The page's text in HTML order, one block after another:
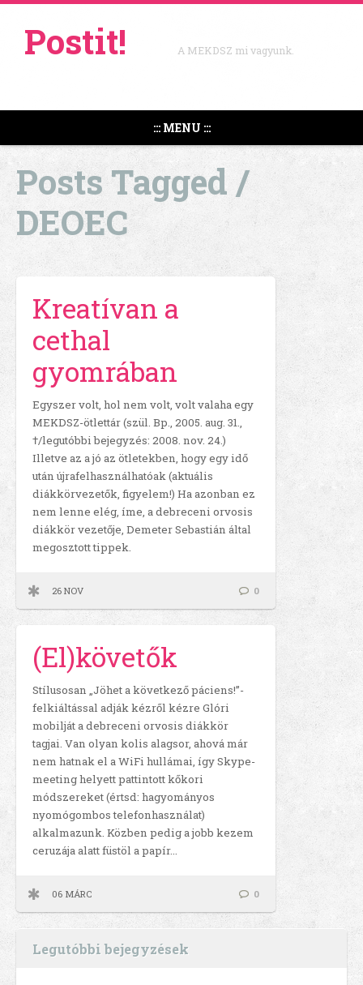
Postit! A MEKDSZ mi vagyunk.
::: MENU :::
Posts Tagged /
DEOEC
Kreatívan a
cethal
gyomrában
Egyszer volt, hol nem volt, volt valaha egy
MEKDSZ-ötlettár (szül. Bp., 2005. aug. 31.,
†/legutóbbi bejegyzés: 2008. nov. 24.)
Illetve az a jó az ötletekben, hogy egy idő
után újrafelhasználhatóak (aktuális
diákkörvezetők, figyelem!) Ha azonban ez
nem lenne elég, íme, a debreceni orvosis
diákkör vezetője, Demeter Sebastián által
megosztott tippek.
26 NOV 0
(El)követők
Stílusosan „Jöhet a következő páciens!”-
felkiáltással adják kézről kézre Glóri
mobilját a debreceni orvosis diákkör
tagjai. Van olyan kolis alagsor, ahová már
nem hatnak el a WiFi hullámai, így Skype-
meeting helyett pattintott kőkori
módszereket (értsd: hagyományos
nyomógombos telefonhasználat)
alkalmazunk. Közben pedig a jobb kezem
ceruzája alatt füstöl a papír…
06 MÁRC 0
Legutóbbi bejegyzések